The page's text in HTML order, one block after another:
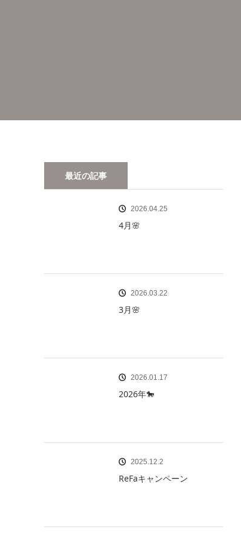
最近の記事
2026.04.25
4月🌸
2026.03.22
3月🌸
2026.01.17
2026年🐎
2025.12.2
ReFaキャンペーン